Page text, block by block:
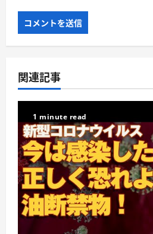
関連記事
1 minute read